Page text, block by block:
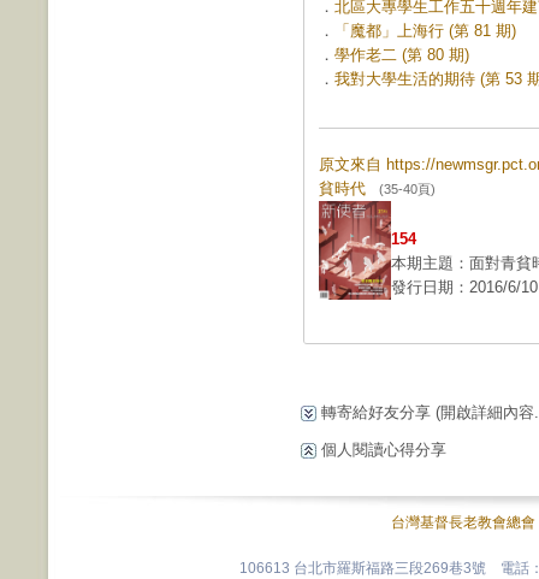
． 北區大專學生工作五十週年
．
「魔都」上海行 (第 81 期)
． 學作老二 (第 80 期)
． 我對大學生活的期待 (第 53
原文來自 https://
貧時代 (35-40頁)
154
本期主題：面對青貧
發行日期：2016/6/10
轉寄給好友分享 (開啟詳細內容
個人閱讀心得分享
台灣基督長老教會總會
106613 台北市羅斯福路三段269巷3號 電